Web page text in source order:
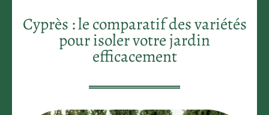
Cyprès : le comparatif des variétés
pour isoler votre jardin
efficacement